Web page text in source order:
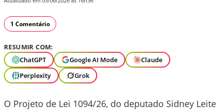
1 Comentário
RESUMIR COM:
ChatGPT
Google AI Mode
Claude
Perplexity
Grok
O Projeto de Lei 1094/26, do deputado Sidney Leite